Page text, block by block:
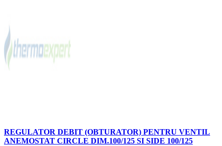
REGULATOR DEBIT (OBTURATOR) PENTRU VENTIL
ANEMOSTAT CIRCLE DIM.100/125 SI SIDE 100/125